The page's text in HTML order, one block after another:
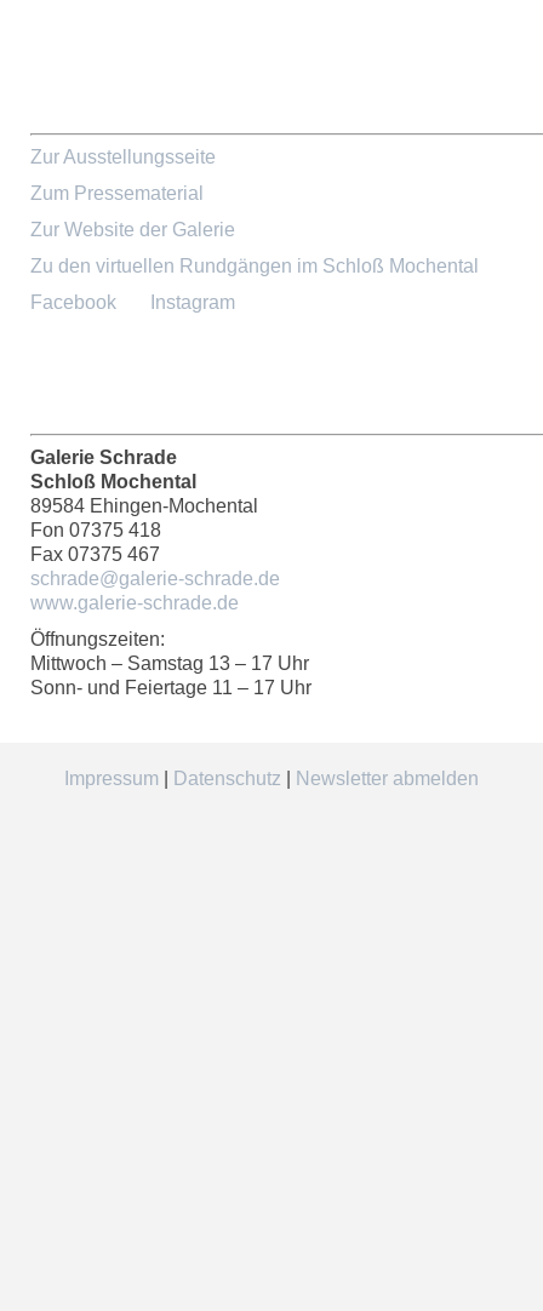
Zur Ausstellungsseite
Zum Pressematerial
Zur Website der Galerie
Zu den virtuellen Rundgängen im Schloß Mochental
Facebook
Instagram
Galerie Schrade
Schloß Mochental
89584 Ehingen-Mochental
Fon 07375 418
Fax 07375 467
schrade@galerie-schrade.de
www.galerie-schrade.de
Öffnungszeiten:
Mittwoch – Samstag 13 – 17 Uhr
Sonn- und Feiertage 11 – 17 Uhr
Impressum Datenschutz Newsletter abmelden